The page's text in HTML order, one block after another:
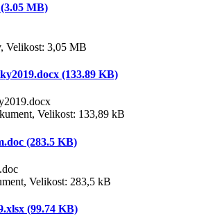
MB)
Velikost: 3,05 MB
(133.89 KB)
Velikost: 133,89 kB
(283.5 KB)
Velikost: 283,5 kB
(99.74 KB)